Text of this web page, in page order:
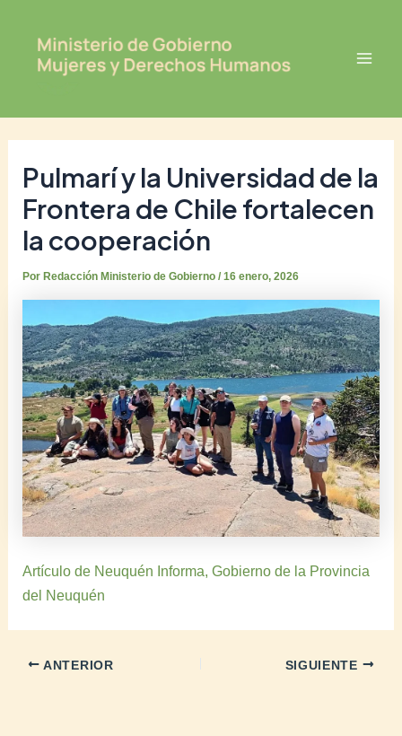
contenido
Pulmarí y la Universidad de la
Frontera de Chile fortalecen
la cooperación
Por Redacción Ministerio de Gobierno/16 enero, 2026
Artículo de Neuquén Informa, Gobierno de la Provincia
del Neuquén
navigation
ANTERIOR SIGUIENTE